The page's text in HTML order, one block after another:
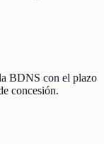
BDNS con el plazo
concesión.